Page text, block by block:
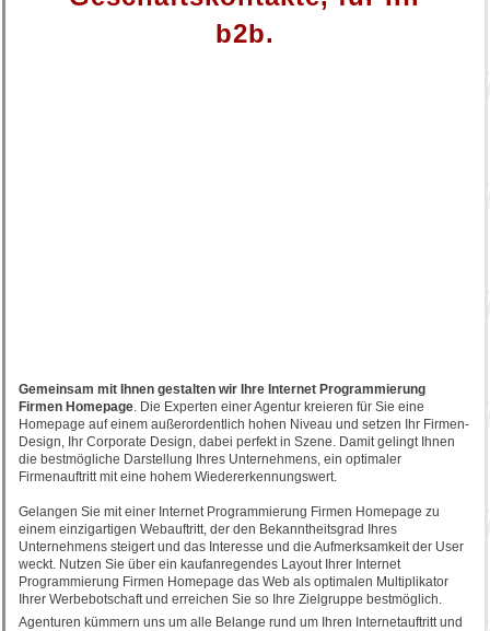
b2b.
Gemeinsam mit Ihnen gestalten wir Ihre Internet Programmierung
Firmen Homepage. Die Experten einer Agentur kreieren für Sie eine
Homepage auf einem außerordentlich hohen Niveau und setzen Ihr Firmen-
Design, Ihr Corporate Design, dabei perfekt in Szene. Damit gelingt Ihnen
die bestmögliche Darstellung Ihres Unternehmens, ein optimaler
Firmenauftritt mit eine hohem Wiedererkennungswert.
Gelangen Sie mit einer Internet Programmierung Firmen Homepage zu
einem einzigartigen Webauftritt, der den Bekanntheitsgrad Ihres
Unternehmens steigert und das Interesse und die Aufmerksamkeit der User
weckt. Nutzen Sie über ein kaufanregendes Layout Ihrer Internet
Programmierung Firmen Homepage das Web als optimalen Multiplikator
Ihrer Werbebotschaft und erreichen Sie so Ihre Zielgruppe bestmöglich.
Agenturen kümmern uns um alle Belange rund um Ihren Internetauftritt und